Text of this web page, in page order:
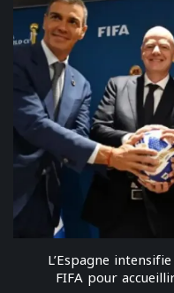
L’Espagne
FIFA pour